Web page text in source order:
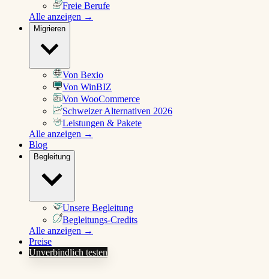
Freie Berufe
Alle anzeigen →
Migrieren
Von Bexio
Von WinBIZ
Von WooCommerce
Schweizer Alternativen 2026
Leistungen & Pakete
Alle anzeigen →
Blog
Begleitung
Unsere Begleitung
Begleitungs-Credits
Alle anzeigen →
Preise
Unverbindlich testen